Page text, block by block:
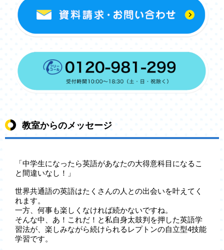
教室からのメッセージ
「中学生になったら英語があなたの大得意科目になるこ
と間違いなし！」
世界共通語の英語はたくさんの人との出会いを叶えてく
れます。
一方、何事も楽しくなければ続かないですね。
そんな中、あ！これだ！と私自身太鼓判を押した英語学
習法が、楽しみながら続けられるレプトンの自立型4技能
学習です。